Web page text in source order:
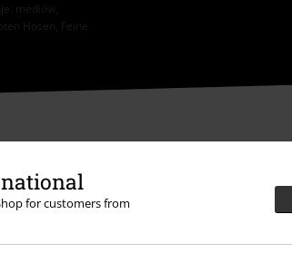
for customers from
mediów,
Hosen, Feine